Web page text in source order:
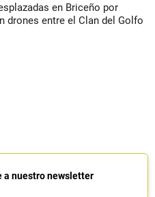
en Briceño por
drones entre el Clan del Golfo
a nuestro newsletter